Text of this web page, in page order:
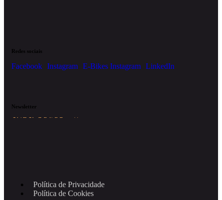
Redes sociais
Facebook Instagram E-Bikes Instagram LinkedIn
Newsletter
SUBSCREVER
Política de Privacidade
Política de Cookies